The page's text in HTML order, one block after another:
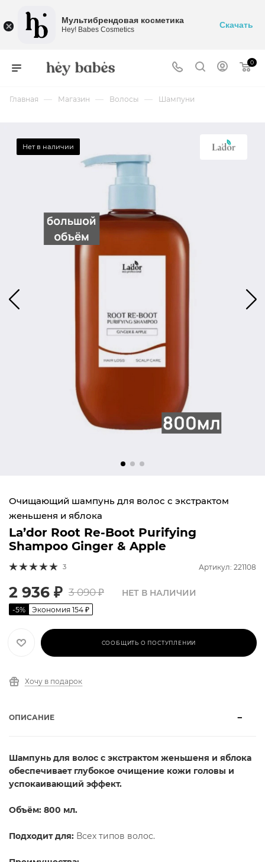
0
Главная — Магазин — Волосы — Шампуни
Нет в наличии
Очищающий шампунь для волос с экстрактом
женьшеня и яблока
La’dor Root Re-Boot Purifying
Shampoo Ginger & Apple
3 Артикул: 221108
2 936 ₽ 3 090₽
-5% Экономия 154 ₽
НЕТ В НАЛИЧИИ
СООБЩИТЬ О ПОСТУПЛЕНИИ
Хочу в подарок
ОПИСАНИЕ
Шампунь для волос с экстрактом женьшеня и яблока
обеспечивает глубокое очищение кожи головы и
успокаивающий эффект.
Объём: 800 мл.
Подходит для: Всех типов волос.
Мультибрендовая косметика
Hey! Babes Cosmetics Скачать